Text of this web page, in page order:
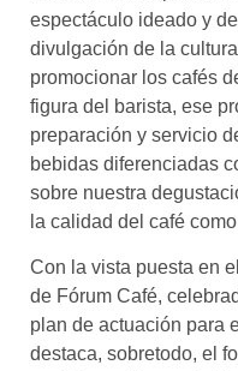
espectáculo ideado y
divulgación de la
promocionar los cafés
figura del barista, ese
preparación y servicio
bebidas diferenciadas
sobre nuestra
la calidad del café
Con la vista puesta en
de Fórum Café,
plan de actuación para
destaca, sobretodo, el